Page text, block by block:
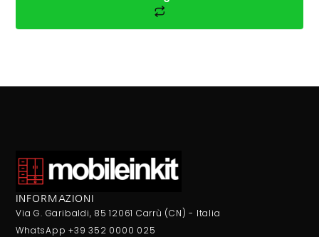
INFORMAZIONI
Via G. Garibaldi, 85 12061 Carrù (CN) - Italia
WhatsApp +39 352 0000 025